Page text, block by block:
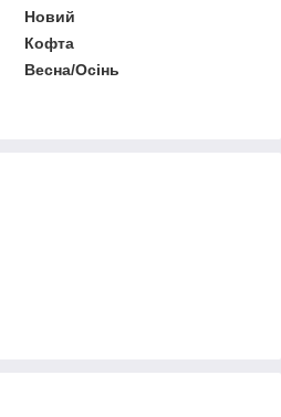
Новий
Кофта
Весна/Осінь